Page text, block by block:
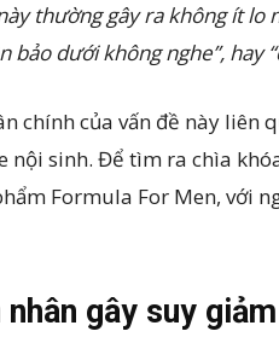
thường gây ra không ít lo
bảo dưới không nghe”, hay
chính của vấn đề này
nội sinh. Để tìm ra chìa
Formula For Men, với
nhân gây suy